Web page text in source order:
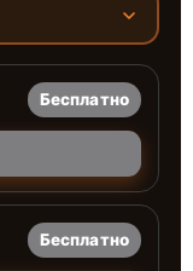
Бесплатно
Бесплатно